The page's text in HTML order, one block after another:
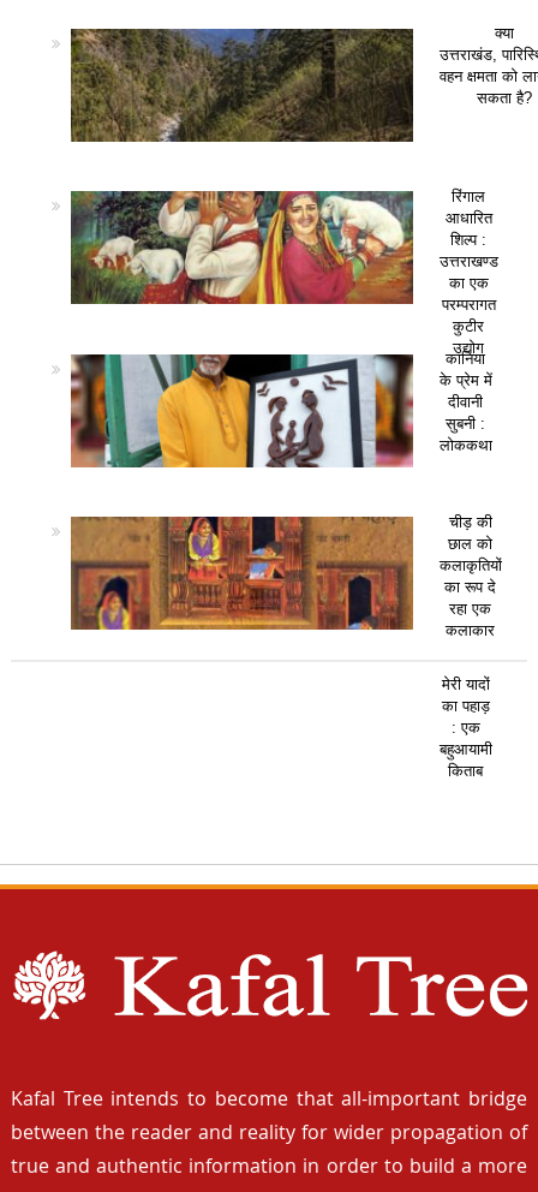
क्या
उत्तराखंड,
वहन क्षमता को
सकता है?
रिंगाल
आधारित
शिल्प :
उत्तराखण्ड
का एक
परम्परागत
कुटीर
उद्योग
कानिया
के प्रेम में
दीवानी
सुबनी :
लोककथा
चीड़ की
छाल को
कलाकृतियों
का रूप दे
रहा एक
कलाकार
मेरी यादों
का पहाड़
: एक
बहुआयामी
किताब
Kafal Tree intends to become that all-important bridge
between the reader and reality for wider propagation of
true and authentic information in order to build a more